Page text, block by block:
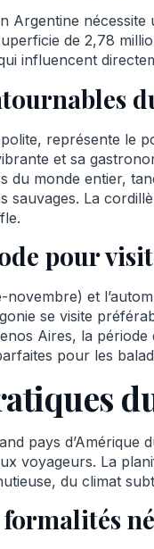
Argentine
de 2,78
influencent
représente le
et sa
du monde entier,
sauvages. La
pour
et
se visite
Aires, la
pour les
pays
voyageurs. La
du climat